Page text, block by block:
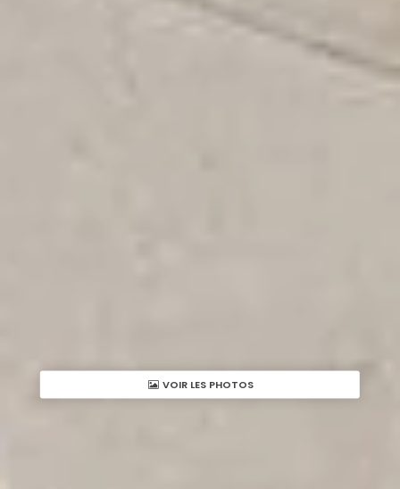
VOIR LES PHOTOS